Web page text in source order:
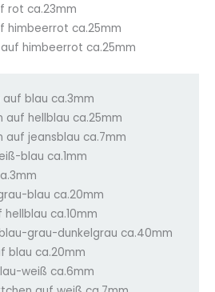
rot ca.23mm
himbeerrot ca.25mm
himbeerrot ca.25mm
auf blau ca.3mm
auf hellblau ca.25mm
auf jeansblau ca.7mm
blau ca.1mm
blau ca.20mm
ca.10mm
grau-dunkelgrau ca.40mm
blau ca.20mm
weiß ca.6mm